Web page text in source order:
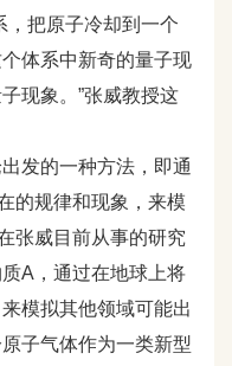
把原子冷却到一个
体系中新奇的量子现
现象。”张威教授这
发的一种方法，即通
的规律和现象，来模
张威目前从事的研究
A，通过在地球上将
模拟其他领域可能出
子气体作为一类新型